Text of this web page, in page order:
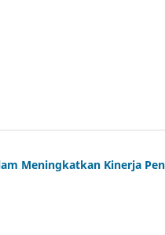
Meningkatkan Kinerja